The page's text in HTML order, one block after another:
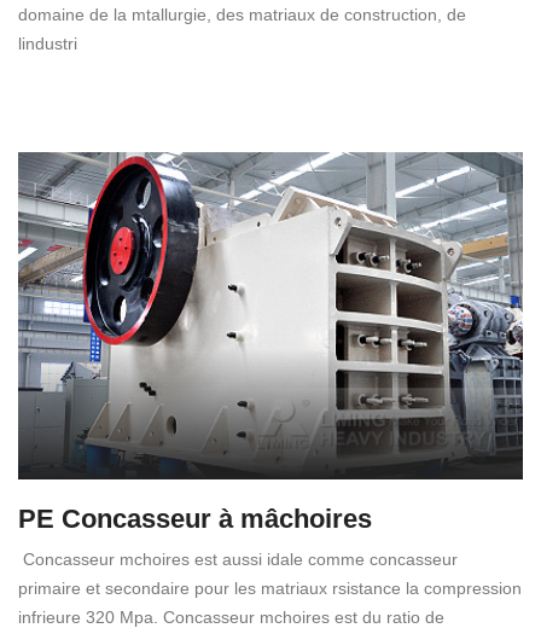
domaine de la mtallurgie, des matriaux de construction, de
lindustri
PE Concasseur à mâchoires
Concasseur mchoires est aussi idale comme concasseur
primaire et secondaire pour les matriaux rsistance la compression
infrieure 320 Mpa. Concasseur mchoires est du ratio de